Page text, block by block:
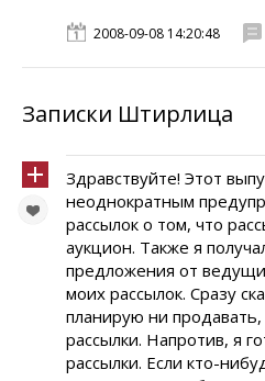
2008-09-08 14:20:48
Записки Штирлица
Здравствуйте! Этот
неоднократным
рассылок о том, что
аукцион. Также я
предложения от
моих рассылок. Сразу
планирую ни
рассылки. Напротив, я
рассылки. Если кто-